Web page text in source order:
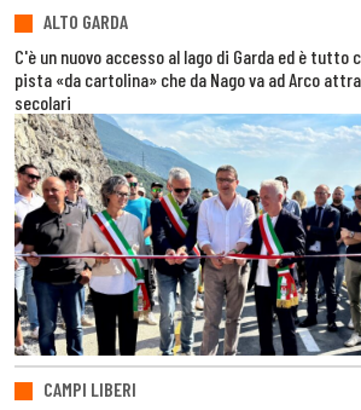
ALTO GARDA
C'è un nuovo accesso al lago di Garda ed è tutto
pista «da cartolina» che da Nago va ad Arco
secolari
CAMPI LIBERI